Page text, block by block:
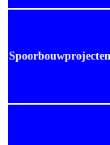
Spoorbouwprojecten